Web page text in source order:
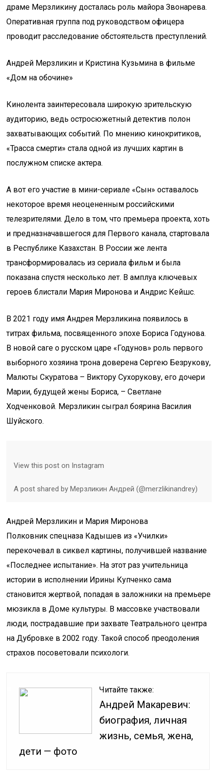
драме Мерзликину досталась роль майора Звонарева.
Оперативная группа под руководством офицера
проводит расследование обстоятельств преступлений.
Андрей Мерзликин и Кристина Кузьмина в фильме
«Дом на обочине»
Кинолента заинтересовала широкую зрительскую
аудиторию, ведь остросюжетный детектив полон
захватывающих событий. По мнению кинокритиков,
«Трасса смерти» стала одной из лучших картин в
послужном списке актера.
А вот его участие в мини-сериале «Сын» оставалось
некоторое время неоцененным российскими
телезрителями. Дело в том, что премьера проекта, хоть
и предназначавшегося для Первого канала, стартовала
в Республике Казахстан. В России же лента
трансформировалась из сериала фильм и была
показана спустя несколько лет. В амплуа ключевых
героев блистали Мария Миронова и Андрис Кейшс.
В 2021 году имя Андрея Мерзликина появилось в
титрах фильма, посвященного эпохе Бориса Годунова.
В новой саге о русском царе «Годунов» роль первого
выборного хозяина трона доверена Сергею Безрукову,
Малюты Скуратова – Виктору Сухорукову, его дочери
Марии, будущей жены Бориса, – Светлане
Ходченковой. Мерзликин сыграл боярина Василия
Шуйского.
View this post on Instagram
A post shared by Мерзликин Андрей (@merzlikinandrey)
Андрей Мерзликин и Мария Миронова
Полковник спецназа Кадышев из «Училки»
перекочевал в сиквел картины, получившей название
«Последнее испытание». На этот раз учительница
истории в исполнении Ирины Купченко сама
становится жертвой, попадая в заложники на премьере
мюзикла в Доме культуры. В массовке участвовали
люди, пострадавшие при захвате Театрального центра
на Дубровке в 2002 году. Такой способ преодоления
страхов посоветовали психологи.
Читайте также:
Андрей Макаревич:
биография, личная
жизнь, семья, жена,
дети — фото